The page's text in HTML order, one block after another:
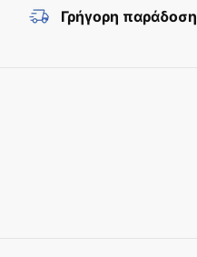
Γρήγορη παράδοση